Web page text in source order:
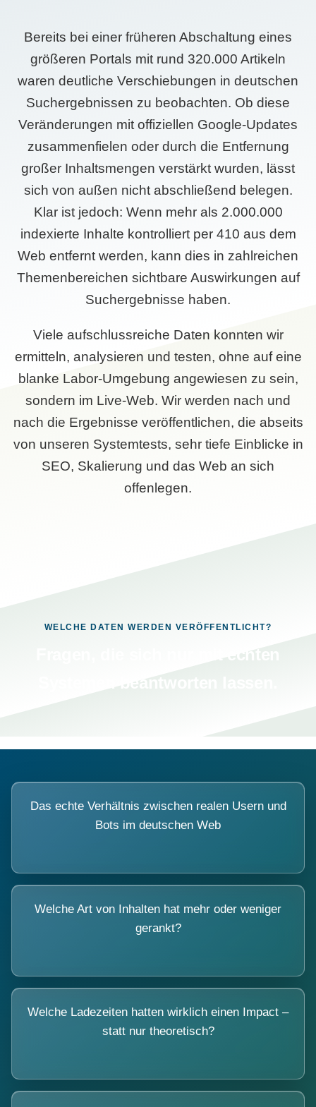
Bereits bei einer früheren Abschaltung eines
größeren Portals mit rund 320.000 Artikeln
waren deutliche Verschiebungen in deutschen
Suchergebnissen zu beobachten. Ob diese
Veränderungen mit offiziellen Google-Updates
zusammenfielen oder durch die Entfernung
großer Inhaltsmengen verstärkt wurden, lässt
sich von außen nicht abschließend belegen.
Klar ist jedoch: Wenn mehr als 2.000.000
indexierte Inhalte kontrolliert per 410 aus dem
Web entfernt werden, kann dies in zahlreichen
Themenbereichen sichtbare Auswirkungen auf
Suchergebnisse haben.
Viele aufschlussreiche Daten konnten wir
ermitteln, analysieren und testen, ohne auf eine
blanke Labor-Umgebung angewiesen zu sein,
sondern im Live-Web. Wir werden nach und
nach die Ergebnisse veröffentlichen, die abseits
von unseren Systemtests, sehr tiefe Einblicke in
SEO, Skalierung und das Web an sich
offenlegen.
WELCHE DATEN WERDEN VERÖFFENTLICHT?
Das echte Verhältnis zwischen realen Usern und
Bots im deutschen Web
Welche Art von Inhalten hat mehr oder weniger
gerankt?
Welche Ladezeiten hatten wirklich einen Impact –
statt nur theoretisch?